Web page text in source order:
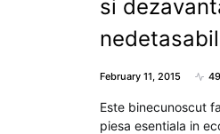
si
February 11, 2015
Este binecunoscut
piesa esentiala in